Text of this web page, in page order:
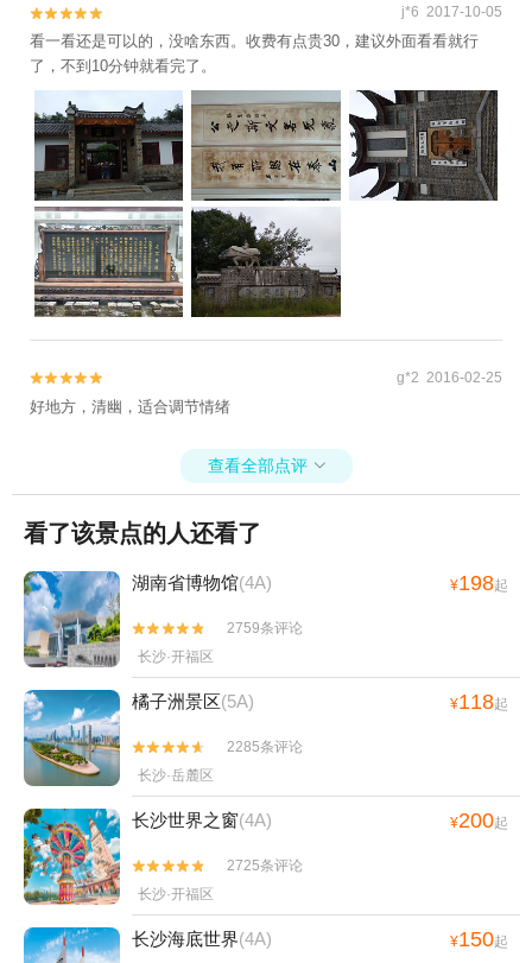

 j*6 2017-10-05
看一看还是可以的，没啥东西。收费有点贵30，建议外面看看就行
了，不到10分钟就看完了。

 g*2 2016-02-25
好地方，清幽，适合调节情绪
查看全部点评 
看了该景点的人还看了
湖南省博物馆(4A) ¥198起


2759条评论
长沙·开福区
橘子洲景区(5A) ¥118起


2285条评论
长沙·岳麓区
长沙世界之窗(4A) ¥200起


2725条评论
长沙·开福区
长沙海底世界(4A) ¥150起